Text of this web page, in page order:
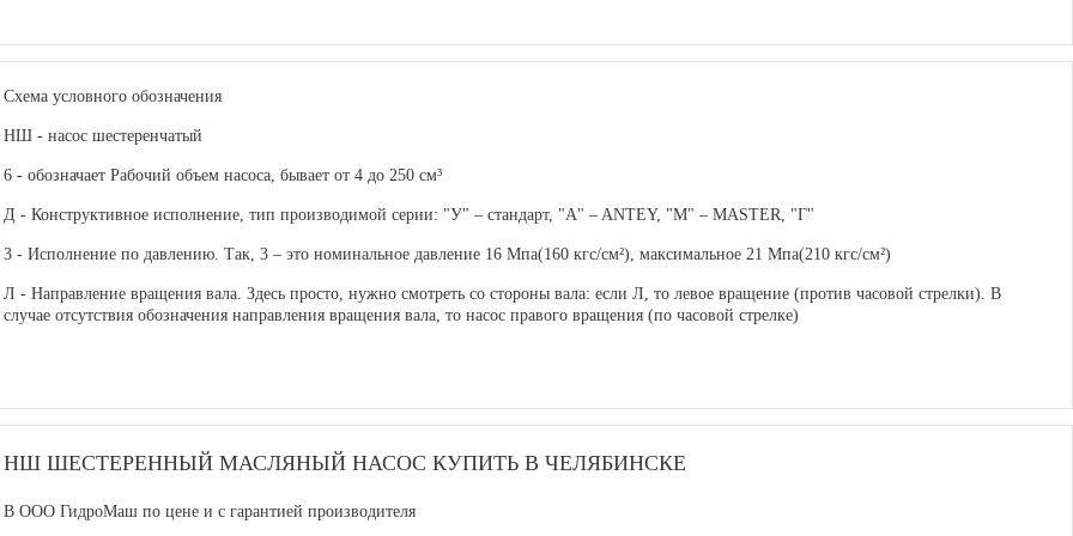
Схема условного обозначения
НШ - насос шестеренчатый
6 - обозначает Рабочий объем насоса, бывает от 4 до 250 см³
Д - Конструктивное исполнение, тип производимой серии: "У" – стандарт, "A" – ANTEY, "М" – MASTER, "Г"
3 - Исполнение по давлению. Так, 3 – это номинальное давление 16 Мпа(160 кгс/см²), максимальное 21 Мпа(210 кгс/см²)
Л - Направление вращения вала. Здесь просто, нужно смотреть со стороны вала: если Л, то левое вращение (против часовой стрелки). В
случае отсутствия обозначения направления вращения вала, то насос правого вращения (по часовой стрелке)
НШ ШЕСТЕРЕННЫЙ МАСЛЯНЫЙ НАСОС КУПИТЬ В ЧЕЛЯБИНСКЕ
В ООО ГидроМаш по цене и с гарантией производителя